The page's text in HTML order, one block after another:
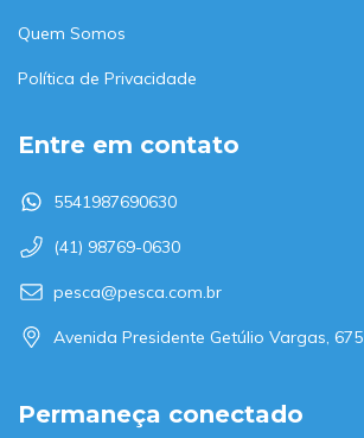
Quem Somos
Política de Privacidade
Entre em contato
5541987690630
(41) 98769-0630
pesca@pesca.com.br
Avenida Presidente Getúlio Vargas, 675
Permaneça conectado